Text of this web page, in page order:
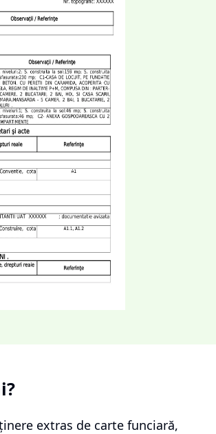
extras de carte funciară,